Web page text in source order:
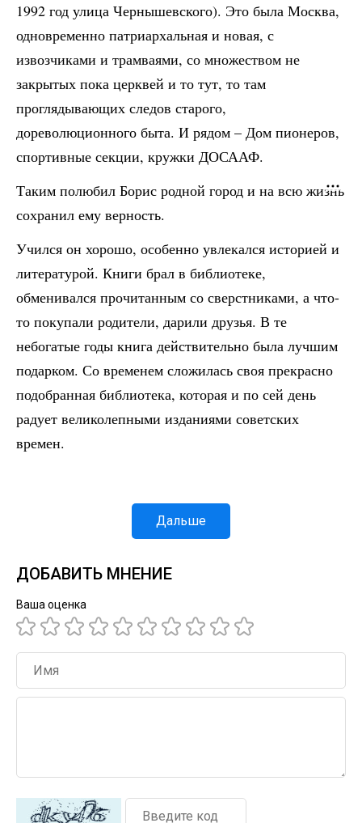
1992 год улица Чернышевского). Это была Москва,
одновременно патриархальная и новая, с
извозчиками и трамваями, со множеством не
закрытых пока церквей и то тут, то там
проглядывающих следов старого,
дореволюционного быта. И рядом – Дом пионеров,
спортивные секции, кружки ДОСААФ.
Таким полюбил Борис родной город и на всю жизнь
сохранил ему верность.
Учился он хорошо, особенно увлекался историей и
литературой. Книги брал в библиотеке,
обменивался прочитанным со сверстниками, а что-
то покупали родители, дарили друзья. В те
небогатые годы книга действительно была лучшим
подарком. Со временем сложилась своя прекрасно
подобранная библиотека, которая и по сей день
радует великолепными изданиями советских
времен.
Дальше
ДОБАВИТЬ МНЕНИЕ
Ваша оценка